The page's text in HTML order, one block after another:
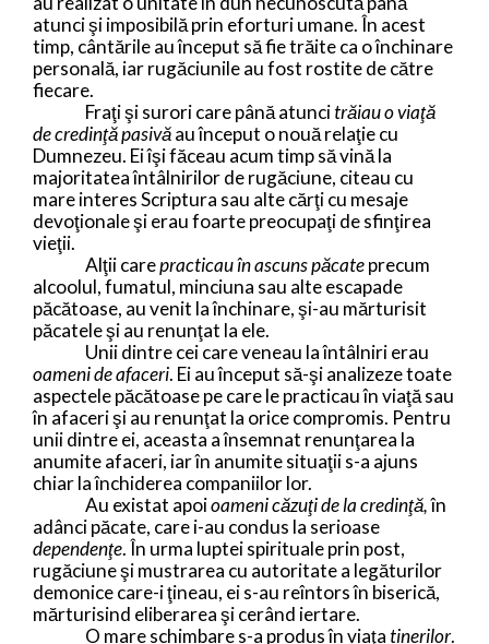
atunci şi imposibilă prin eforturi umane. În acest
timp, cântările au început să fie trăite ca o închinare
personală, iar rugăciunile au fost rostite de către
fiecare.
Fraţi şi surori care până atuncitrăiau o viaţă
de credinţă pasivăau început o nouă relaţie cu
Dumnezeu. Ei îşi făceau acum timp să vină la
majoritatea întâlnirilor de rugăciune, citeau cu
mare interes Scriptura sau alte cărţi cu mesaje
devoţionale şi erau foarte preocupaţi de sfinţirea
vieţii.
Alţii carepracticau în ascuns păcateprecum
alcoolul, fumatul, minciuna sau alte escapade
păcătoase, au venit la închinare, şi-au mărturisit
păcatele şi au renunţat la ele.
Unii dintre cei care veneau la întâlniri erau
oameni de afaceri. Ei au început să-şi analizeze toate
aspectele păcătoase pe care le practicau în viaţă sau
în afaceri şi au renunţat la orice compromis. Pentru
unii dintre ei, aceasta a însemnat renunţarea la
anumite afaceri, iar în anumite situaţii s-a ajuns
chiar la închiderea companiilor lor.
Au existat apoioameni căzuţi de la credinţă,în
adânci păcate, care i-au condus la serioase
dependenţe. În urma luptei spirituale prin post,
rugăciune şi mustrarea cu autoritate a legăturilor
demonice care-i ţineau, ei s-au reîntors în biserică,
mărturisind eliberarea şi cerând iertare.
O mare schimbare s-a produs în viaţatinerilor.